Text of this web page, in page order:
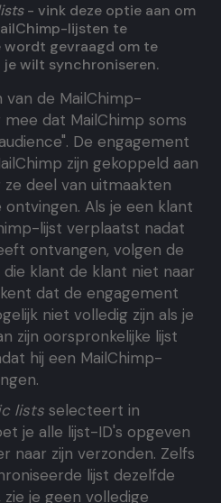
- vink deze optie aan om
lijsten te
wordt gevraagd om te
je wilt synchroniseren.
van de MailChimp-
dat MailChimp soms
De engagement
zijn gekoppeld aan
deel van uitmaakten
Als je een klant
lijst verplaatst nadat
ontvangen, volgen de
klant de klant niet naar
dat de engagement
niet volledig zijn als je
zijn oorspronkelijke lijst
hij een MailChimp-
lists selecteert in
je alle lijst-ID's opgeven
naar zijn verzonden. Zelfs
lijst dezelfde
je geen volledige